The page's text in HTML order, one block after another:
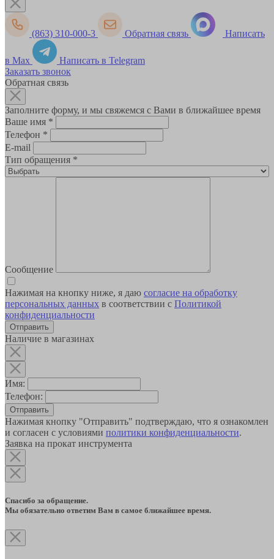
(863) 310-000-3 Обратная связь Написать
в Max
Написать в Telegram
Заказать звонок
Обратная связь
Заполните форму, и мы свяжемся с Вами в ближайшее время
Ваше имя *
Телефон *
E-mail
Тип обращения *
Сообщение
Нажимая на кнопку ниже, я даю согласие на обработку
персональных данных в соответствии с Политикой
конфиденциальности
Наличие в магазинах
Имя:
Телефон:
Отправить
Нажимая кнопку "Отправить" подтверждаю, что я ознакомлен
и согласен с условиями политики конфиденциальности.
Заявка на прокат инструмента
Спасибо за обращение.
Мы обязательно ответим Вам в самое ближайшее время.